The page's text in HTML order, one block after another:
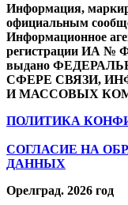
Информация,
официальным
Информационное
регистрации ИА №
выдано
СФЕРЕ СВЯЗИ,
И МАССОВЫХ
ПОЛИТИКА
СОГЛАСИЕ НА
ДАННЫХ
Орелград. 2026 год